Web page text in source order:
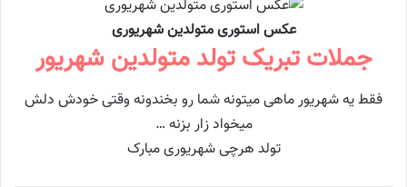
عکس استوری متولدین شهریوری
جملات تبریک تولد متولدین شهریور
ﻓﻘﻂ یه شهریور ﻣﺎﻫﯽ ﻣﯿﺘﻮﻧﻪ ﺷﻤﺎ ﺭﻭ ﺑﺨﻨﺪﻭﻧﻪ ﻭقتی ﺧﻮﺩﺵ ﺩﻟﺶ
ﻣﯿﺨﻮﺍﺩ ﺯﺍﺭ ﺑﺰﻧﻪ …
تولد هرچی شهریوری مبارک